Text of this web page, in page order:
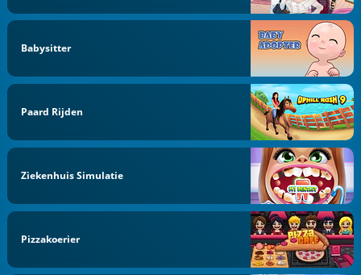
Babysitter
Paard Rijden
Ziekenhuis Simulatie
Pizzakoerier